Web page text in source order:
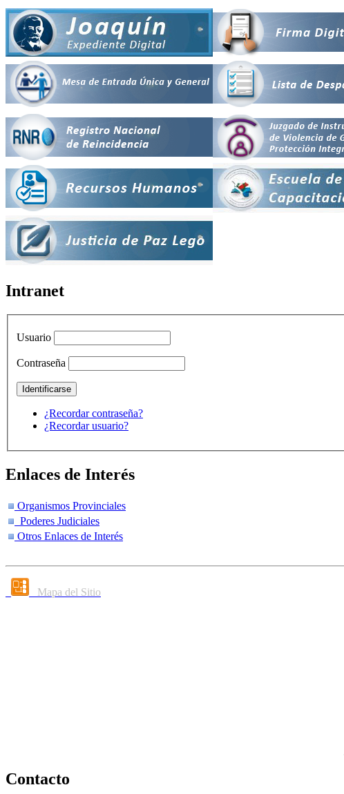
Intranet
Usuario
Contraseña
¿Recordar contraseña?
¿Recordar usuario?
Enlaces de Interés
Organismos Provinciales
Poderes Judiciales
Otros Enlaces de Interés
Mapa del Sitio
Contacto